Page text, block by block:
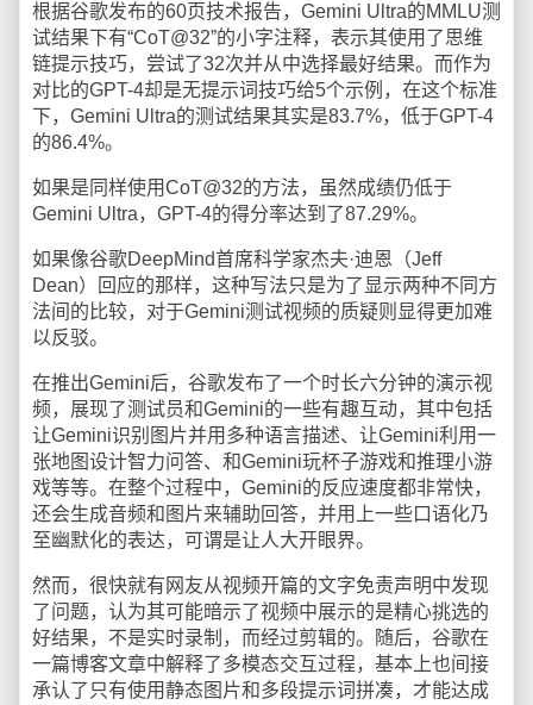
根据谷歌发布的60页技术报告，Gemini Ultra的MMLU测
试结果下有“CoT@32”的小字注释，表示其使用了思维
链提示技巧，尝试了32次并从中选择最好结果。而作为
对比的GPT-4却是无提示词技巧给5个示例，在这个标准
下，Gemini Ultra的测试结果其实是83.7%，低于GPT-4
的86.4%。
如果是同样使用CoT@32的方法，虽然成绩仍低于
Gemini Ultra，GPT-4的得分率达到了87.29%。
如果像谷歌DeepMind首席科学家杰夫·迪恩（Jeff
Dean）回应的那样，这种写法只是为了显示两种不同方
法间的比较，对于Gemini测试视频的质疑则显得更加难
以反驳。
在推出Gemini后，谷歌发布了一个时长六分钟的演示视
频，展现了测试员和Gemini的一些有趣互动，其中包括
让Gemini识别图片并用多种语言描述、让Gemini利用一
张地图设计智力问答、和Gemini玩杯子游戏和推理小游
戏等等。在整个过程中，Gemini的反应速度都非常快，
还会生成音频和图片来辅助回答，并用上一些口语化乃
至幽默化的表达，可谓是让人大开眼界。
然而，很快就有网友从视频开篇的文字免责声明中发现
了问题，认为其可能暗示了视频中展示的是精心挑选的
好结果，不是实时录制，而经过剪辑的。随后，谷歌在
一篇博客文章中解释了多模态交互过程，基本上也间接
承认了只有使用静态图片和多段提示词拼凑，才能达成